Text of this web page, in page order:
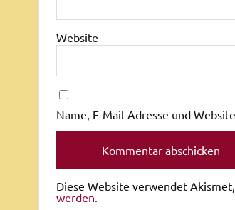
Website
Name, E-Mail-Adresse und
Diese Website verwendet
werden.